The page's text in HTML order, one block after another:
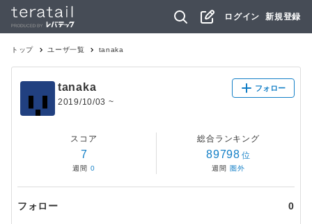
ログイン 新規登録
トップ ユーザ一覧 tanaka
tanaka
2019/10/03 ~
フォロー
スコア
7
週間 0
総合ランキング
89798 位
週間 圏外
フォロー 0